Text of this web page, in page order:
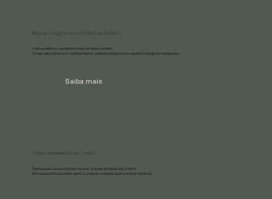
Roturas e Degenerações Periféricas da Retina
esões periféricas aumentam o risco de deslocamento.
O laser atua como uma "solda protetora", evitando evolução para quadros cirúrgicos mais graves.
Saiba mais
Coriorretinopatia Serosa Central
Doença que causa visão borrada por acúmulo de líquido sob a retina.
Em casos crônicos, o laser ajuda a acelerar a recuperação e reduzir recidivas.